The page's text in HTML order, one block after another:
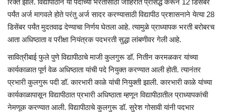
रिक्त झाले. विद्यापीठाने या पदांच्या भरतीसाठी जाहिरात प्रसिद्ध करून 12 डिसेंबर
पर्यंत अर्ज मागवले होते परंतु अर्ज सादर करण्यासाठी विद्यापीठ प्रशासनाने येत्या 28
डिसेंबर पर्यंत मुदतवाढ देण्याचा निर्णय घेतला आहे. त्यामुळे प्राध्यापक भरती बरोबरच
आता अधिष्ठाता व परीक्षा नियंत्रक पदभरती सुद्धा लांबणीवर गेली आहे.
सावित्रीबाई फुले पुणे विद्यापीठाचे माजी कुलगुरू डॉ. नितीन करमळकर यांच्या
कार्यकाळात पूर्ण वेळ अधिष्ठाता यांची पदे नियुक्त करण्यात आली होती. त्यानंतर
प्रभारी कुलगुरू पदी डॉ. कारभारी काळे यांची नियुक्ती झाली. कारभारी काळे यांच्या
कार्यकाळापासून विद्यापीठात प्रभारी अधिष्ठाता म्हणून विद्यापीठातील प्राध्यापकांची
नेमणूक करण्यात आली. विद्यापीठाचे कुलगुरू डॉ. सुरेश गोसावी यांनी पदभार